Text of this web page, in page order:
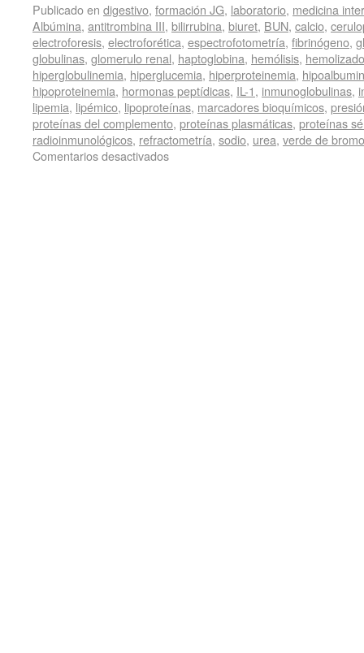
Publicado en digestivo, formación JG, laboratorio, medicina
Albúmina, antitrombina III, bilirrubina, biuret, BUN, calcio,
electroforesis, electroforética, espectrofotometría, fibrinógeno,
globulinas, glomerulo renal, haptoglobina, hemólisis, hemolizado
hiperglobulinemia, hiperglucemia, hiperproteinemia,
hipoproteinemia, hormonas peptídicas, IL-1, inmunoglobulinas,
lipemia, lipémico, lipoproteínas, marcadores bioquímicos,
proteínas del complemento, proteínas plasmáticas, proteínas
radioinmunológicos, refractometría, sodio, urea, verde de
Comentarios desactivados